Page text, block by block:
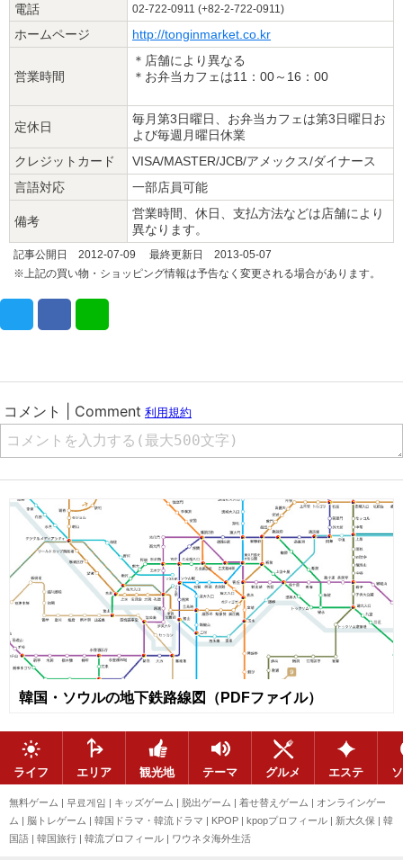
電話
02-722-0911 (+82-2-722-0911)
ホームページ http://tonginmarket.co.kr
営業時間
＊店舗により異なる
＊お弁当カフェは11：00～16：00
定休日
毎月第3日曜日、お弁当カフェは第3日曜日お
よび毎週月曜日休業
クレジットカード
VISA/MASTER/JCB/アメックス/ダイナース
言語対応
一部店員可能
備考
営業時間、休日、支払方法などは店舗により
異なります。
記事公開日 2012-07-09 最終更新日 2013-05-07
※上記の買い物・ショッピング情報は予告なく変更される場合があります。
韓国・ソウルの地下鉄路線図（PDFファイル）
ライフ エリア 観光地 テーマ グルメ エステ
無料ゲーム | 무료게임 | キッズゲーム | 脱出ゲーム | 着せ替えゲーム | オンラインゲー
ム | 脳トレゲーム | 韓国ドラマ・韓流ドラマ | KPOP | kpopプロフィール | 新大久保 | 韓
国語 | 韓国旅行 | 韓流プロフィール | ワウネタ海外生活